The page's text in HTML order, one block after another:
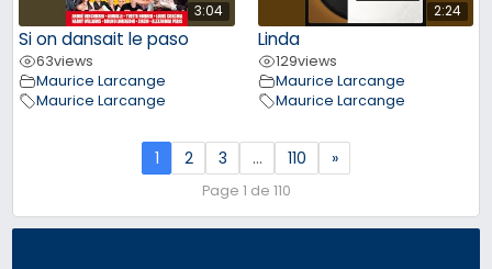
3:04
Si on dansait le paso
63views
Maurice Larcange
Maurice Larcange
2:24
Linda
129views
Maurice Larcange
Maurice Larcange
1 2 3 … 110 »
Page 1 de 110